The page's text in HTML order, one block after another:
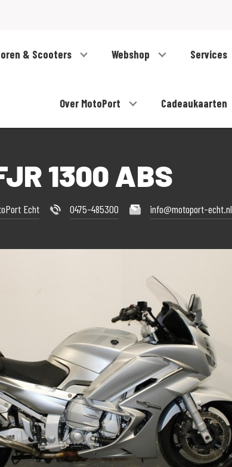
& Scooters Webshop Services
Over MotoPort Cadeaukaarten
1300 ABS
Echt 0475-485300 info@motoport-echt.nl